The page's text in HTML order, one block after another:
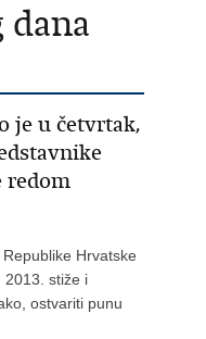
je u četvrtak,
redom
Hrvatske
2013. stiže i
ostvariti punu